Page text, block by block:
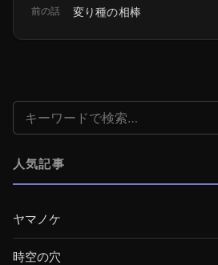
前の話 変り種の相棒
検索:
人気記事
ヤマノケ
時空の穴